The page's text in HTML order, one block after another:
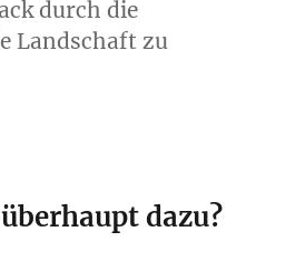
durch die
Landschaft zu
dazu?